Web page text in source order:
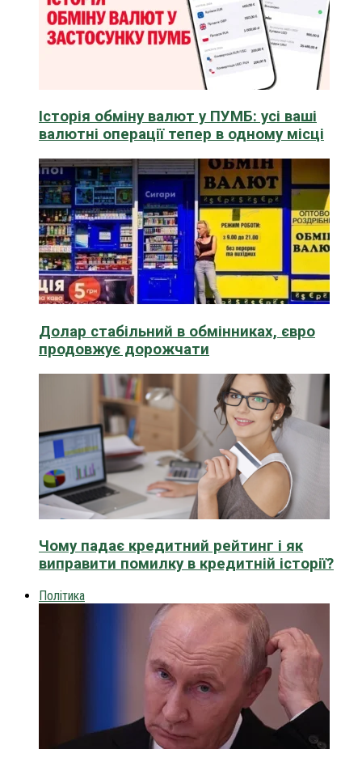
Історія обміну валют у ПУМБ: усі ваші
валютні операції тепер в одному місці
Долар стабільний в обмінниках, євро
продовжує дорожчати
Чому падає кредитний рейтинг і як
виправити помилку в кредитній історії?
Політика